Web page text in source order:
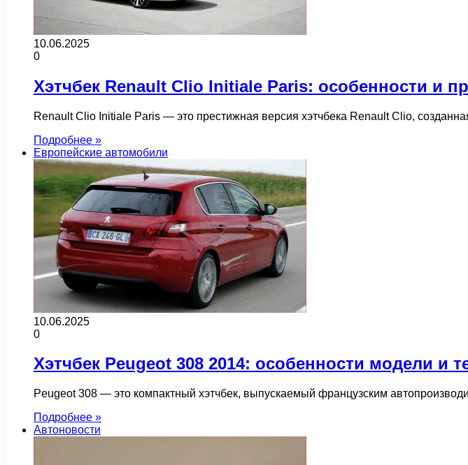
10.06.2025
0
Хэтчбек Renault Clio Initiale Paris: особенности и
Renault Clio Initiale Paris — это престижная версия хэтчбека Renault Clio,
Подробнее »
Европейские автомобили
10.06.2025
0
Хэтчбек Peugeot 308 2014: особенности модели и
Peugeot 308 — это компактный хэтчбек, выпускаемый французским
Подробнее »
Автоновости